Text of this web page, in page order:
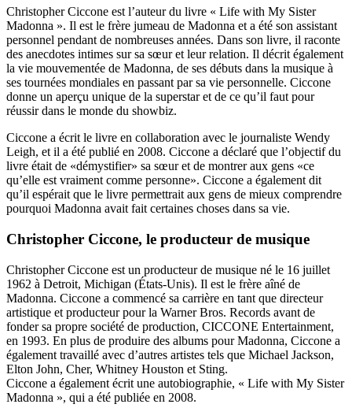
Christopher Ciccone est l’auteur du livre « Life with My Sister
Madonna ». Il est le frère jumeau de Madonna et a été son assistant
personnel pendant de nombreuses années. Dans son livre, il raconte
des anecdotes intimes sur sa sœur et leur relation. Il décrit également
la vie mouvementée de Madonna, de ses débuts dans la musique à
ses tournées mondiales en passant par sa vie personnelle. Ciccone
donne un aperçu unique de la superstar et de ce qu’il faut pour
réussir dans le monde du showbiz.
Ciccone a écrit le livre en collaboration avec le journaliste Wendy
Leigh, et il a été publié en 2008. Ciccone a déclaré que l’objectif du
livre était de «démystifier» sa sœur et de montrer aux gens «ce
qu’elle est vraiment comme personne». Ciccone a également dit
qu’il espérait que le livre permettrait aux gens de mieux comprendre
pourquoi Madonna avait fait certaines choses dans sa vie.
Christopher Ciccone, le producteur de musique
Christopher Ciccone est un producteur de musique né le 16 juillet
1962 à Detroit, Michigan (États-Unis). Il est le frère aîné de
Madonna. Ciccone a commencé sa carrière en tant que directeur
artistique et producteur pour la Warner Bros. Records avant de
fonder sa propre société de production, CICCONE Entertainment,
en 1993. En plus de produire des albums pour Madonna, Ciccone a
également travaillé avec d’autres artistes tels que Michael Jackson,
Elton John, Cher, Whitney Houston et Sting.
Ciccone a également écrit une autobiographie, « Life with My Sister
Madonna », qui a été publiée en 2008.